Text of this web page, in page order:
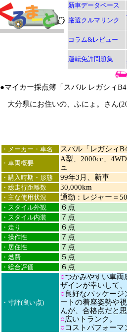
新車データベース
厳選クルマリンク
コラム&レビュー
運転免許問題集
●マイカー採点簿「スバル レガシィ
大分県にお住いの、ふにょ。さん
・メーカー・車名 スバル「レガシィ
・車両概要
A型、2000cc、
ュ
・購入時期・形態 99年3月、新車
・総走行距離数 30,000km
・主な使用状況 通勤：レジャー＝
・スタイル外観 ６点
・スタイル内装 ７点
・走り ６点
・操作性 ７点
・居住性 ７点
・燃費 ５点
・総合評価 ６点
・寸評(良い点)
○つかみやすい車両
ザインが幸いして
○良好なパッケー
ートの着座姿勢や
んが、合格点だと
○広いトランク。
○コストパフォーマ